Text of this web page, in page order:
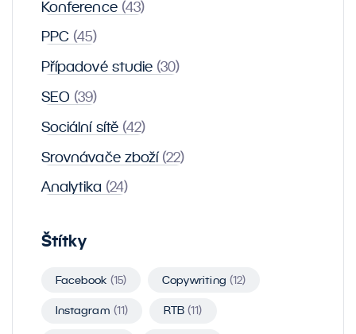
Konference (43)
PPC (45)
Případové studie (30)
SEO (39)
Sociální sítě (42)
Srovnávače zboží(22)
Analytika (24)
Štítky
Facebook (15) Copywriting (12)
Instagram (11) RTB(11)